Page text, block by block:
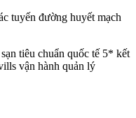
tuyến đường huyết mạch
tiêu chuẩn quốc tế 5* kết
vận hành quản lý